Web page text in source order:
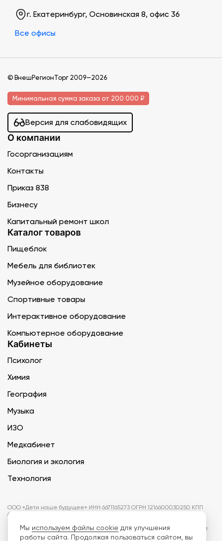
г. Екатеринбург, Основинская 8, офис 36
Все офисы
© ВнешРегионТорг 2009—2026
Минимальная сумма заказа от 200 000 ₽
Версия для слабовидящих
О компании
Госорганизациям
Контакты
Приказ 838
Бизнесу
Капитальный ремонт школ
Каталог товаров
Пищеблок
Мебель для библиотек
Музейное оборудование
Спортивные товары
Интерактивное оборудование
Компьютерное оборудование
Кабинеты
Психолог
Химия
География
Музыка
ИЗО
Медкабинет
Биология и экология
Технология
ООО «Дети наше будущее» ИНН 6671165273 ОГРН 1216600030250 КПП
667101001 БИК 046577674
Информация на сайте не является публичной офертой. Изображения
могут отличаться от поставляемых товаров. Поставщик оставляет за
Мы используем файлы cookie для улучшения
работы сайта. Продолжая пользоваться сайтом, вы